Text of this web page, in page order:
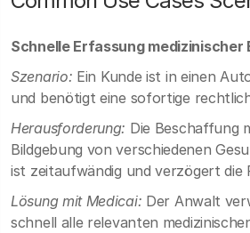
Schnelle Erfassung medizinischer
Szenario: Ein Kunde ist in einen
und benötigt eine sofortige
Herausforderung: Die Beschaffung
Bildgebung von verschiedenen
ist zeitaufwändig und verzögert die
Lösung mit Medicai: Der Anwalt
schnell alle relevanten